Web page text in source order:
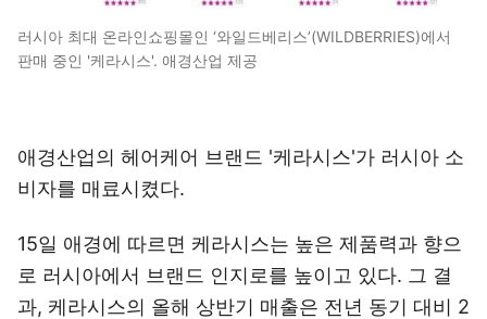
러시아 최대 온라인쇼핑몰인 ‘와일드베리스’(WILDBERRIES)에서
판매 중인 '케라시스'. 애경산업 제공
애경산업의 헤어케어 브랜드 '케라시스'가 러시아 소
비자를 매료시켰다.
15일 애경에 따르면 케라시스는 높은 제품력과 향으
로 러시아에서 브랜드 인지로를 높이고 있다. 그 결
과, 케라시스의 올해 상반기 매출은 전년 동기 대비 2